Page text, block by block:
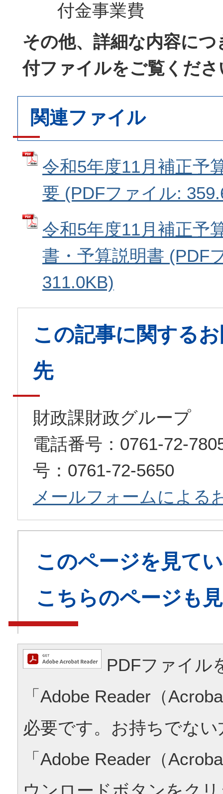
付金事業費
その他、詳細な内容に
付ファイルをご覧くださ
関連ファイル
令和5年度11月補正予
要 (PDFファイル:
令和5年度11月補正予
書・予算説明書 (PDF
311.0KB)
この記事に関する
先
財政課財政グループ
電話番号：0761-72-
号：0761-72-5650
メールフォームによる
このページを見て
こちらのページも
PDFファイル
「Adobe Reader（
必要です。お持ちでな
「Adobe Reader（